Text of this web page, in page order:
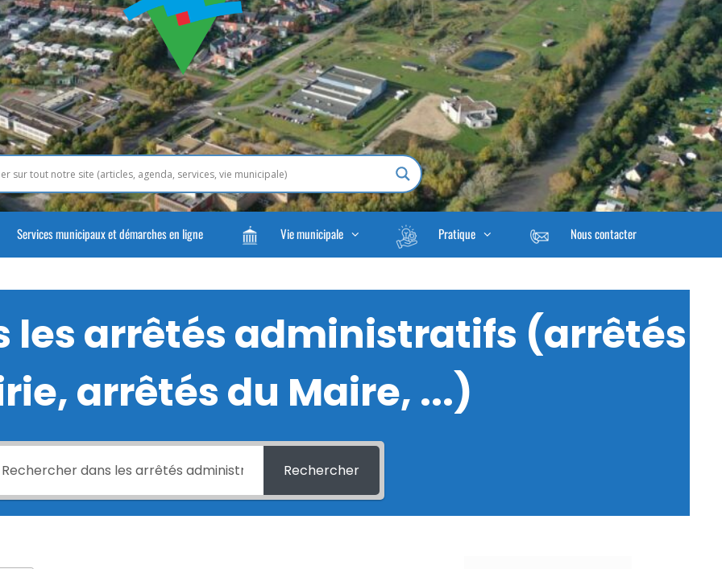
Services municipaux et démarches en ligne Vie municipale Pratique Nous contacter
les arrêtés administratifs (arrêtés
arrêtés du Maire, ...)
Rechercher